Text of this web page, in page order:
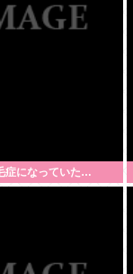
症になっていた…